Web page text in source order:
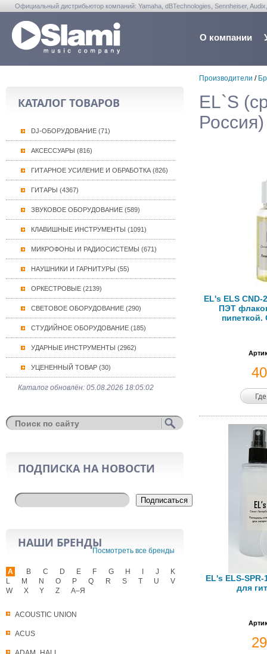
Официальный дистрибьютор компаний: Yamaha, dBTechnologies, Sennheiser,
О компании
КАТАЛОГ ТОВАРОВ
DJ-ОБОРУДОВАНИЕ (71)
АКСЕССУАРЫ (816)
ГИТАРНОЕ УСИЛЕНИЕ И ОБРАБОТКА (826)
ГИТАРЫ (4367)
ЗВУКОВОЕ ОБОРУДОВАНИЕ (589)
КЛАВИШНЫЕ ИНСТРУМЕНТЫ (1091)
МИКРОФОНЫ И РАДИОСИСТЕМЫ (671)
НАУШНИКИ И ГАРНИТУРЫ (55)
ОРКЕСТРОВЫЕ (2139)
СВЕТОВОЕ ОБОРУДОВАНИЕ (290)
СТУДИЙНОЕ ОБОРУДОВАНИЕ (185)
УДАРНЫЕ ИНСТРУМЕНТЫ (2962)
УЦЕНЕННЫЙ ТОВАР (30)
Каталог обновлён: 05.08.2026 18:05:02
ПОДПИСКА НА НОВОСТИ
Подписаться
НАШИ БРЕНДЫ
Посмотреть все бренды
A
ACOUSTIC UNION
ACUS
B C D E F G H J
K
L
M N O P Q R S T U
V
W
X Y Z А–Я
Производители /
EL`S
Россия)
EL's ELS
ПЭТ
EL's ELS-
для